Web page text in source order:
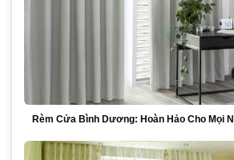
Rèm Cửa Bình Dương: Hoàn Hảo Cho Mọi